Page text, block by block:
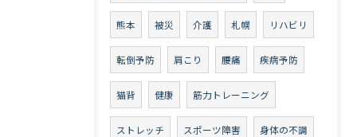
熊本 被災 介護 札幌 リハビリ
転倒予防 肩こり 腰痛 疾病予防
猫背 健康 筋力トレーニング
ストレッチ スポーツ障害 身体の不調